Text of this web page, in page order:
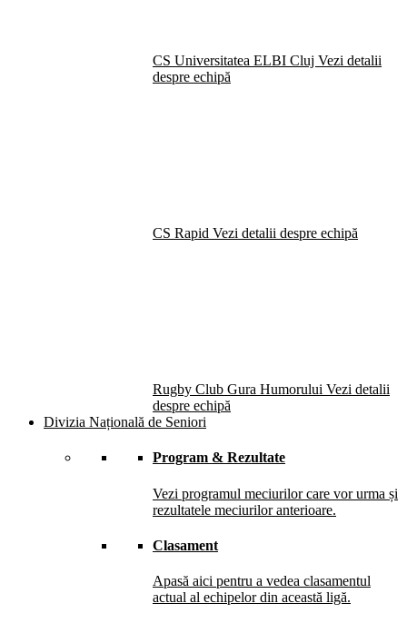
CS Universitatea ELBI Cluj Vezi detalii
despre echipă
CS Rapid Vezi detalii despre echipă
Rugby Club Gura Humorului Vezi detalii
despre echipă
Divizia Națională de Seniori
Program & Rezultate
Vezi programul meciurilor care vor urma și
rezultatele meciurilor anterioare.
Clasament
Apasă aici pentru a vedea clasamentul
actual al echipelor din această ligă.